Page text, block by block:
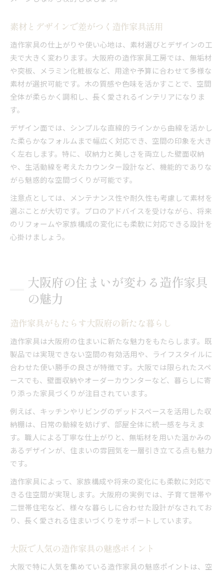
素材とデザインで差がつく造作家具活用
造作家具の仕上がりや使い心地は、素材選びとデザインの工
夫で大きく変わります。大阪府の造作家具工房では、無垢材
や突板、メラミン化粧板など、用途や予算に合わせて多様な
素材が選択可能です。木の質感や色味を活かすことで、空間
全体が柔らかく調和し、長く愛されるインテリアになりま
す。
デザイン面では、シンプルな直線的ラインから曲線を活かし
た柔らかなフォルムまで幅広く対応でき、空間の印象を大き
く左右します。特に、収納力と美しさを両立した壁面収納
や、生活動線を考えたカウンター設計など、機能的でありな
がら魅惑的な空間づくりが可能です。
注意点としては、メンテナンス性や耐久性も考慮して素材を
選ぶことが大切です。プロのアドバイスを受けながら、将来
のリフォームや家族構成の変化にも柔軟に対応できる設計を
心掛けましょう。
大阪府の住まいが変わる造作家具
の魅力
造作家具がもたらす大阪府の新たな暮らし
造作家具は大阪府の住まいに新たな魅力をもたらします。既
製品では実現できない空間の有効活用や、ライフスタイルに
合わせた使い勝手の良さが特徴です。大阪では限られたスペ
ースでも、壁面収納やオーダーカウンターなど、暮らしに寄
り添った家具づくりが注目されています。
例えば、キッチンやリビングのデッドスペースを活用した収
納棚は、日常の動線を妨げず、部屋全体に統一感を与えま
す。職人による丁寧な仕上がりと、無垢材を用いた温かみの
あるデザインが、住まいの雰囲気を一層引き立てる点も魅力
です。
造作家具によって、家族構成や将来の変化にも柔軟に対応で
きる住空間が実現します。大阪府の実例では、子育て世帯や
二世帯住宅など、様々な暮らしに合わせた設計がなされてお
り、長く愛される住まいづくりをサポートしています。
大阪で人気の造作家具の魅惑ポイント
大阪で特に人気を集めている造作家具の魅惑ポイントは、空